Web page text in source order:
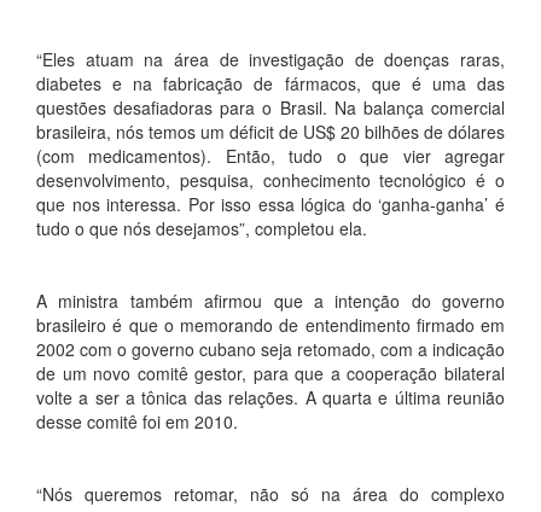
“Eles atuam na área de investigação de doenças raras,
diabetes e na fabricação de fármacos, que é uma das
questões desafiadoras para o Brasil. Na balança comercial
brasileira, nós temos um déficit de US$ 20 bilhões de dólares
(com medicamentos). Então, tudo o que vier agregar
desenvolvimento, pesquisa, conhecimento tecnológico é o
que nos interessa. Por isso essa lógica do ‘ganha-ganha’ é
tudo o que nós desejamos”, completou ela.
A ministra também afirmou que a intenção do governo
brasileiro é que o memorando de entendimento firmado em
2002 com o governo cubano seja retomado, com a indicação
de um novo comitê gestor, para que a cooperação bilateral
volte a ser a tônica das relações. A quarta e última reunião
desse comitê foi em 2010.
“Nós queremos retomar, não só na área do complexo